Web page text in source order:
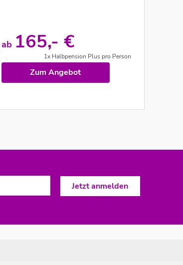
ab 165,- €
1x Halbpension Plus pro Person
Zum Angebot